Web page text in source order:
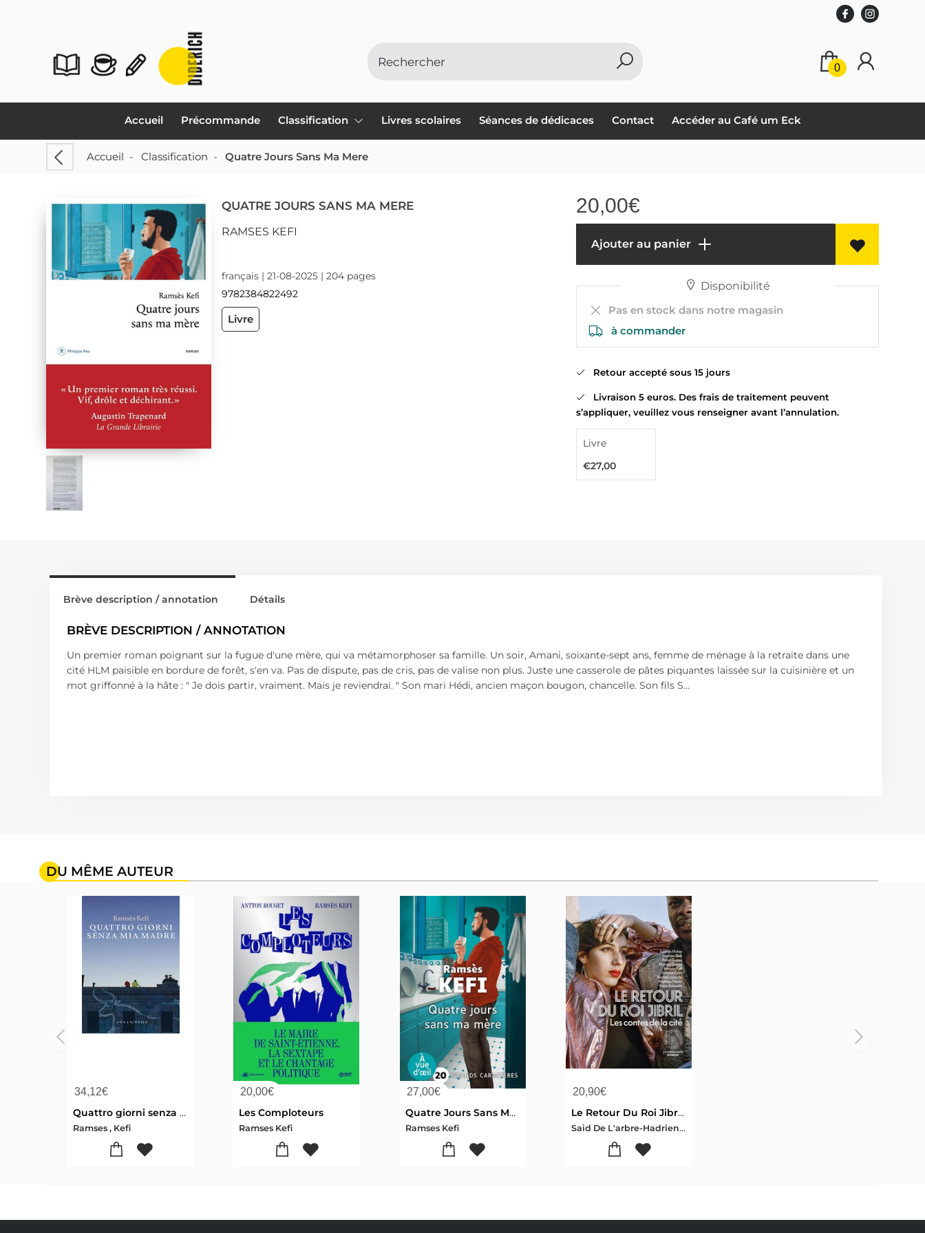
0
Accueil Précommande Classification Livres scolaires Séances de dédicaces Contact Accéder au Café um Eck
Accueil - Classification - Quatre Jours Sans Ma Mere
QUATRE JOURS SANS MA MERE
RAMSES KEFI
français | 21-08-2025 | 204 pages
9782384822492
Livre
20,00€
Ajouter au panier
Disponibilité
Pas en stock dans notre magasin
à commander
Retour accepté sous 15 jours
Livraison 5 euros. Des frais de traitement peuvent
s’appliquer, veuillez vous renseigner avant l’annulation.
Livre
€27,00
Brève description / annotation
BRÈVE DESCRIPTION / ANNOTATION
Un premier roman poignant sur la fugue d'une mère, qui va métamorphoser sa famille. Un soir, Amani, soixante-sept ans, femme de ménage à la retraite dans une
cité HLM paisible en bordure de forêt, s'en va. Pas de dispute, pas de cris, pas de valise non plus. Juste une casserole de pâtes piquantes laissée sur la cuisinière et un
mot griffonné à la hâte : " Je dois partir, vraiment. Mais je reviendrai. " Son mari Hédi, ancien maçon bougon, chancelle. Son fils S...
Détails
DU MÊME AUTEUR
34,12€
Quattro giorni senza mia madre
Ramses , Kefi
20,00€
Les Comploteurs
Ramses Kefi
27,00€
Quatre Jours Sans Ma Mere
Ramses Kefi
20,90€
Le Retour Du Roi Jibril : Les Contes De La Cite
Said De L'arbre-Hadrien Bels-Faiza Guene-Mairam Guisse-Ramses Kefi-Salome Kiner-Rachid Laireche-Pal